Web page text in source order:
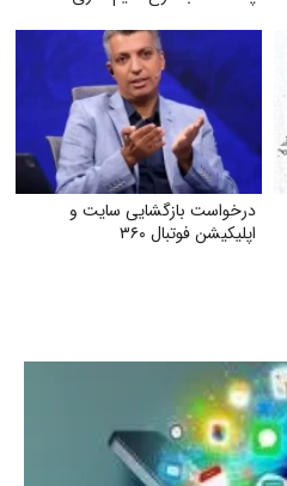
فرهنگسازی عمومی
درخواست بازگشایی سایت و
اپلیکیشن فوتبال ۳۶۰